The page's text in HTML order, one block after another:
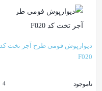
دیوارپوش فومی طرح آجر تخت کد
F020
ناموجود 4